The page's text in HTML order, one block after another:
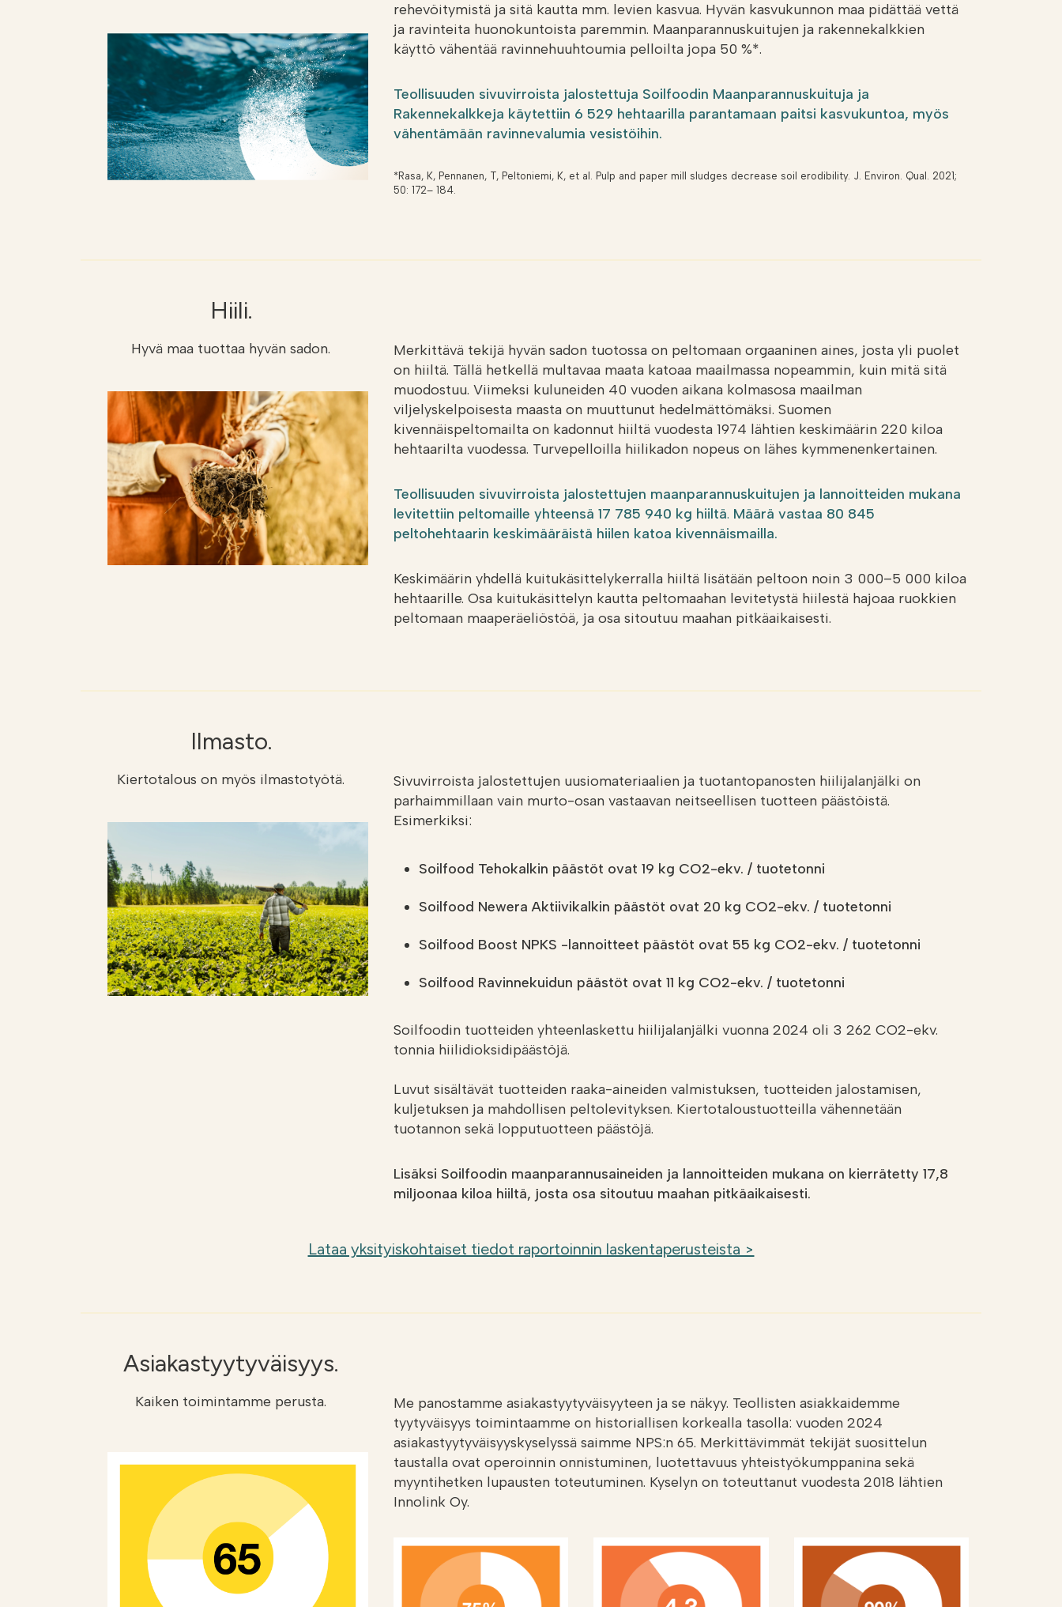
rehevöitymistä ja sitä kautta mm. levien kasvua. Hyvän kasvukunnon maa pidättää vettä
ja ravinteita huonokuntoista paremmin. Maanparannuskuitujen ja rakennekalkkien
käyttö vähentää ravinnehuuhtoumia pelloilta jopa 50 %*.
Teollisuuden sivuvirroista jalostettuja Soilfoodin Maanparannuskuituja ja
Rakennekalkkeja käytettiin 6 529 hehtaarilla parantamaan paitsi kasvukuntoa, myös
vähentämään ravinnevalumia vesistöihin.
*Rasa, K, Pennanen, T, Peltoniemi, K, et al. Pulp and paper mill sludges decrease soil erodibility. J. Environ. Qual. 2021;
50: 172– 184.
Hiili.
Hyvä maa tuottaa hyvän sadon.
Merkittävä tekijä hyvän sadon tuotossa on peltomaan orgaaninen aines, josta yli puolet
on hiiltä. Tällä hetkellä multavaa maata katoaa maailmassa nopeammin, kuin mitä sitä
muodostuu. Viimeksi kuluneiden 40 vuoden aikana kolmasosa maailman
viljelyskelpoisesta maasta on muuttunut hedelmättömäksi. Suomen
kivennäispeltomailta on kadonnut hiiltä vuodesta 1974 lähtien keskimäärin 220 kiloa
hehtaarilta vuodessa. Turvepelloilla hiilikadon nopeus on lähes kymmenenkertainen.
Teollisuuden sivuvirroista jalostettujen maanparannuskuitujen ja lannoitteiden mukana
levitettiin peltomaille yhteensä 17 785 940 kg hiiltä. Määrä vastaa 80 845
peltohehtaarin keskimääräistä hiilen katoa kivennäismailla.
Keskimäärin yhdellä kuitukäsittelykerralla hiiltä lisätään peltoon noin 3 000–5 000 kiloa
hehtaarille. Osa kuitukäsittelyn kautta peltomaahan levitetystä hiilestä hajoaa ruokkien
peltomaan maaperäeliöstöä, ja osa sitoutuu maahan pitkäaikaisesti.
Ilmasto.
Kiertotalous on myös ilmastotyötä.
Sivuvirroista jalostettujen uusiomateriaalien ja tuotantopanosten hiilijalanjälki on
parhaimmillaan vain murto-osan vastaavan neitseellisen tuotteen päästöistä.
Esimerkiksi:
Soilfood Tehokalkin päästöt ovat 19 kg CO2-ekv. / tuotetonni
Soilfood Newera Aktiivikalkin päästöt ovat 20 kg CO2-ekv. / tuotetonni
Soilfood Boost NPKS -lannoitteet päästöt ovat 55 kg CO2-ekv. / tuotetonni
Soilfood Ravinnekuidun päästöt ovat 11 kg CO2-ekv. / tuotetonni
Soilfoodin tuotteiden yhteenlaskettu hiilijalanjälki vuonna 2024 oli 3 262 CO2-ekv.
tonnia hiilidioksidipäästöjä.
Luvut sisältävät tuotteiden raaka-aineiden valmistuksen, tuotteiden jalostamisen,
kuljetuksen ja mahdollisen peltolevityksen. Kiertotaloustuotteilla vähennetään
tuotannon sekä lopputuotteen päästöjä.
Lisäksi Soilfoodin maanparannusaineiden ja lannoitteiden mukana on kierrätetty 17,8
miljoonaa kiloa hiiltä, josta osa sitoutuu maahan pitkäaikaisesti.
Lataa yksityiskohtaiset tiedot raportoinnin laskentaperusteista >
Asiakastyytyväisyys.
Kaiken toimintamme perusta.
Me panostamme asiakastyytyväisyyteen ja se näkyy. Teollisten asiakkaidemme
tyytyväisyys toimintaamme on historiallisen korkealla tasolla: vuoden 2024
asiakastyytyväisyyskyselyssä saimme NPS:n 65. Merkittävimmät tekijät suosittelun
taustalla ovat operoinnin onnistuminen, luotettavuus yhteistyökumppanina sekä
myyntihetken lupausten toteutuminen.​ Kyselyn on toteuttanut vuodesta 2018 lähtien
Innolink Oy.